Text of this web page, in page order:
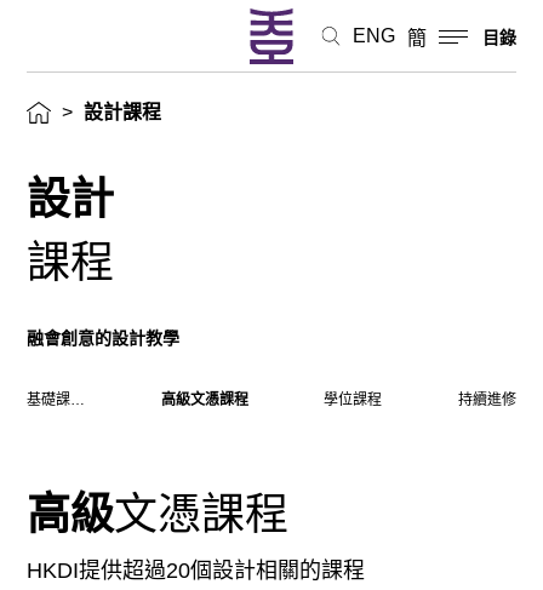
ENG 簡 目錄
> 設計課程
設計
課程
融會創意的設計教學
高級文憑課程 學位課程 持續進修
高級文憑課程
HKDI提供超過20個設計相關的課程